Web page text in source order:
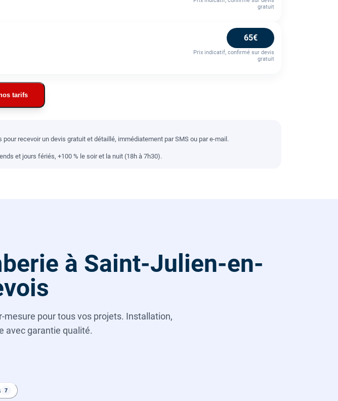
gratuit
65€
Prix indicatif, confirmé sur devis
gratuit
tarifs
recevoir un devis gratuit et détaillé, immédiatement par SMS ou par e-mail.
et jours fériés, +100 % le soir et la nuit (18h à 7h30).
à Saint-Julien-en-
mesure pour tous vos projets. Installation,
avec garantie qualité.
7